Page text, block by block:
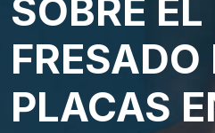
SOBRE EL
FRESADO
PLACAS